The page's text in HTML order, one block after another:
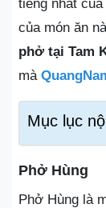
tiếng nhất
của món ăn
phở tại Tam
mà
Mục lục
Phở Hùng
Phở Hùng là